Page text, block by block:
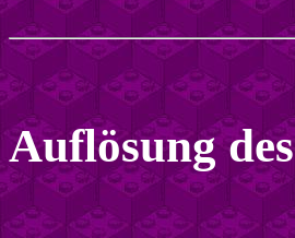
Auflösung